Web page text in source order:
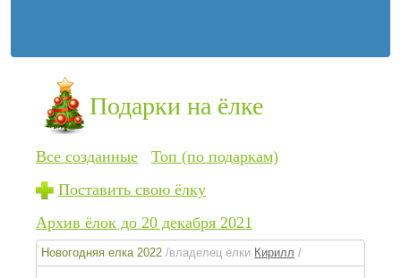
Подарки на ёлке
Все созданные
Топ (по подаркам)
Поставить свою ёлку
Архив ёлок до 20 декабря 2021
Новогодняя елка 2022 /владелец ёлки Кирилл /